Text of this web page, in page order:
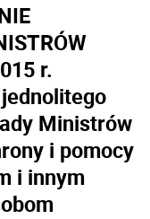
r.
Ministrów
i pomocy
i innym